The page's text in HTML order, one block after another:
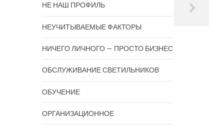
НЕ НАШ ПРОФИЛЬ
НЕУЧИТЫВАЕМЫЕ ФАКТОРЫ
НИЧЕГО ЛИЧНОГО — ПРОСТО БИЗНЕС
ОБСЛУЖИВАНИЕ СВЕТИЛЬНИКОВ
ОБУЧЕНИЕ
ОРГАНИЗАЦИОННОЕ